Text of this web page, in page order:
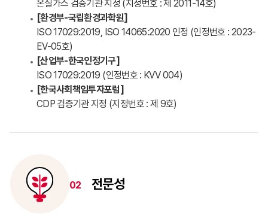
온실가스 검증기관 지정 (지정번호 : 제 2011-14호)
[환경부-국립환경과학원]
ISO 17029:2019, ISO 14065:2020 인정 (인정번호 : 2023-
EV-05호)
[산업부-한국인정기구]
ISO 17029:2019 (인정번호 : KVV 004)
[한국사회책임투자포럼]
CDP 검증기관 지정 (지정번호 : 제 9호)
02 전문성